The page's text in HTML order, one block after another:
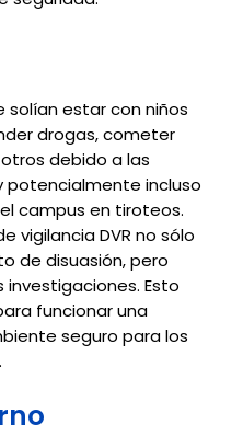
solían estar con niños
drogas, cometer
debido a las
potencialmente incluso
campus en tiroteos.
vigilancia DVR no sólo
de disuasión, pero
investigaciones. Esto
funcionar una
seguro para los